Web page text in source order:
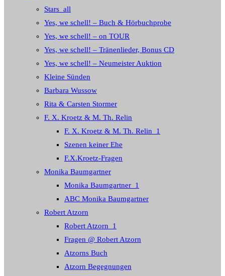
Stars_all
Yes, we schell! – Buch & Hörbuchprobe
Yes, we schell! – on TOUR
Yes, we schell! – Tränenlieder, Bonus CD
Yes, we schell! – Neumeister Auktion
Kleine Sünden
Barbara Wussow
Rita & Carsten Stormer
F. X. Kroetz & M. Th. Relin
F. X. Kroetz & M. Th. Relin_1
Szenen keiner Ehe
F.X.Kroetz-Fragen
Monika Baumgartner
Monika Baumgartner_1
ABC Monika Baumgartner
Robert Atzorn
Robert Atzorn_1
Fragen @ Robert Atzorn
Atzorns Buch
Atzorn Begegnungen